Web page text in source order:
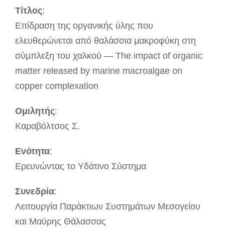
Τίτλος:
Επίδραση της οργανικής ύλης που
ελευθερώνεται από θαλάσσια μακροφύκη στη
σύμπλεξη του χαλκού — The impact of organic
matter released by marine macroalgae on
copper complexation
Ομιλητής:
Καραβόλτσος Σ.
Ενότητα:
Ερευνώντας το Υδάτινο Σύστημα
Συνεδρία:
Λειτουργία Παράκτιων Συστημάτων Μεσογείου
και Μαύρης Θάλασσας